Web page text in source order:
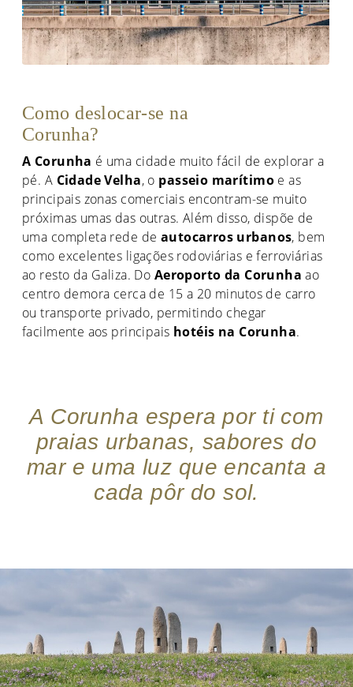
Como deslocar-se na
Corunha?
A Corunha é uma cidade muito fácil de explorar a
pé. A Cidade Velha, o passeio marítimo e as
principais zonas comerciais encontram-se muito
próximas umas das outras. Além disso, dispõe de
uma completa rede de autocarros urbanos, bem
como excelentes ligações rodoviárias e ferroviárias
ao resto da Galiza. Do Aeroporto da Corunha ao
centro demora cerca de 15 a 20 minutos de carro
ou transporte privado, permitindo chegar
facilmente aos principais hotéis na Corunha.
A Corunha espera por ti com
praias urbanas, sabores do
mar e uma luz que encanta a
cada pôr do sol.